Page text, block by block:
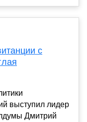
с
выступил лидер
Дмитрий